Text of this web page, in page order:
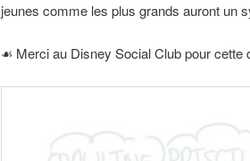
jeunes comme les plus grands auront un
☙ Merci au Disney Social Club pour cette